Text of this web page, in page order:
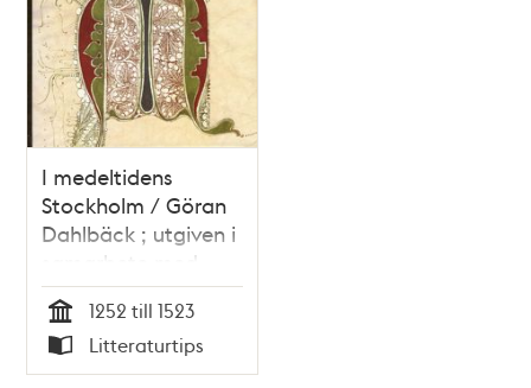
I medeltidens
Stockholm / Göran
Dahlbäck ; utgiven i
samarbete med
Stockholms
medeltidsmuseum
Tid
1252 till 1523
Typ
Litteraturtips